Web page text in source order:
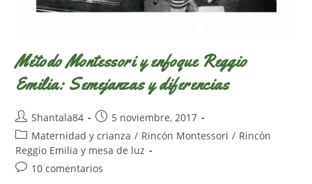
Método Montessori y enfoque Reggio
Emilia: Semejanzas y diferencias
Autor
de
la
entrada:
Shantala84
Publicación
de
la
5 noviembre, 2017
Categoría
de
la
Maternidad y crianza / Rincón Montessori / Rincón
Reggio Emilia y mesa de luz
Comentarios
10 comentarios